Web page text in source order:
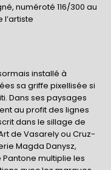
numéroté 116/300 au
installé à
sa griffe pixellisée si
Dans ses paysages
au profit des lignes
dans le sillage de
de Vasarely ou Cruz-
Magda Danysz,
Pantone multiplie les